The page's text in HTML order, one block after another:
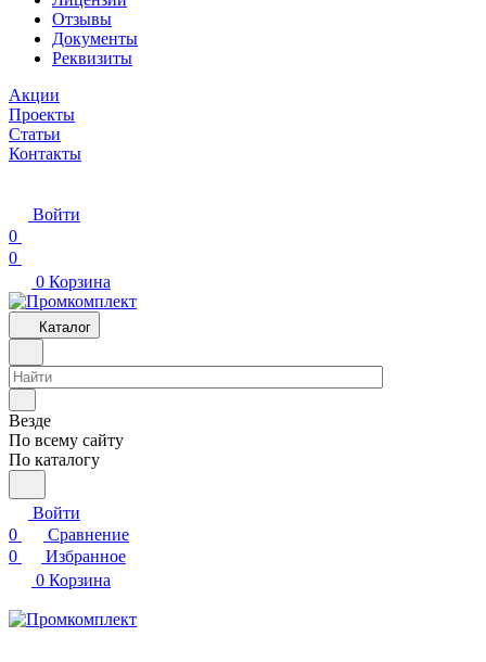
Отзывы
Документы
Реквизиты
Акции
Проекты
Статьи
Контакты
Войти
0
0
0 Корзина
Каталог
Везде
По всему сайту
По каталогу
Войти
0
Сравнение
0
Избранное
0 Корзина